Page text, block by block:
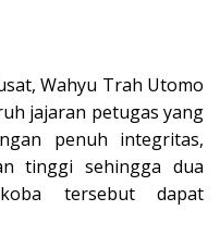
Wahyu Trah Utomo
jajaran petugas yang
penuh integritas,
tinggi sehingga dua
tersebut dapat